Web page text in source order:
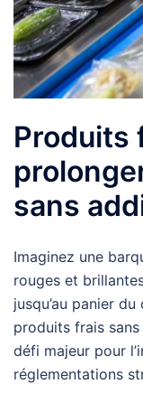
Produits
sans
Imaginez une
rouges et
jusqu’au panier
produits frais
défi majeur pour
réglementations